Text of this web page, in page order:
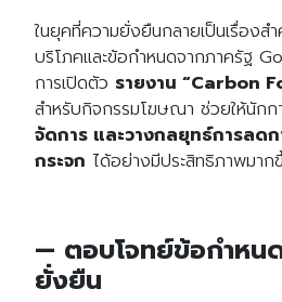
ในยุคที่ความยั่งยืนกลายเป็นเรื่อง
บริโภคและข้อกำหนดจากภาครัฐ
การเปิดตัว รายงาน “Carbon
สำหรับกิจกรรมโฆษณา ช่วยให้นักก
จัดการ และวางกลยุทธ์การลด
กระจก ได้อย่างมีประสิทธิภาพมาก
— ตอบโจทย์ข้อกำหน
ยั่งยืน